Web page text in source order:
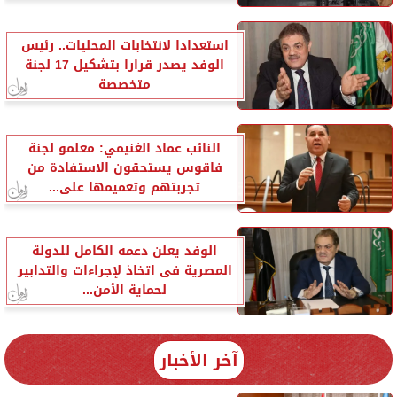
استعدادا لانتخابات المحليات.. رئيس
الوفد يصدر قرارا بتشكيل 17 لجنة
متخصصة
النائب عماد الغنيمي: معلمو لجنة
فاقوس يستحقون الاستفادة من
تجربتهم وتعميمها على...
الوفد يعلن دعمه الكامل للدولة
المصرية فى اتخاذ لإجراءات والتدابير
لحماية الأمن...
آخر الأخبار